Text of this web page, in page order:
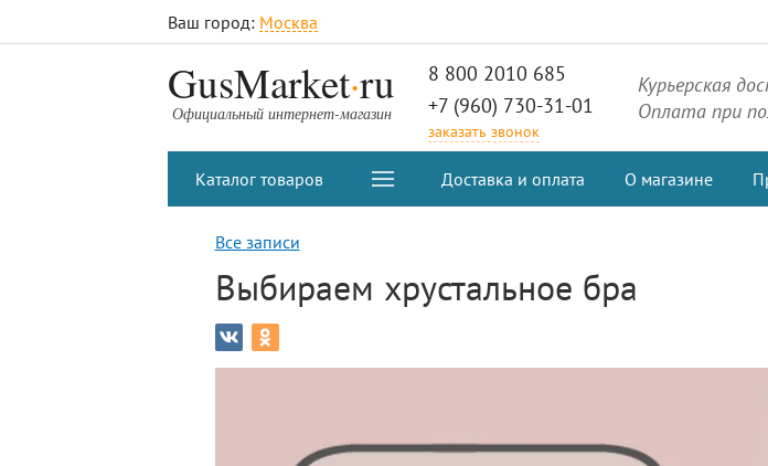
Ваш город: Москва
GusMarket.ru
Официальный интернет-магазин
8 800 2010 685
+7 (960) 730-31-01
заказать звонок
Курьерская
Оплата при
Каталог товаров Доставка и оплата О магазине
Все записи
Выбираем хрустальное бра